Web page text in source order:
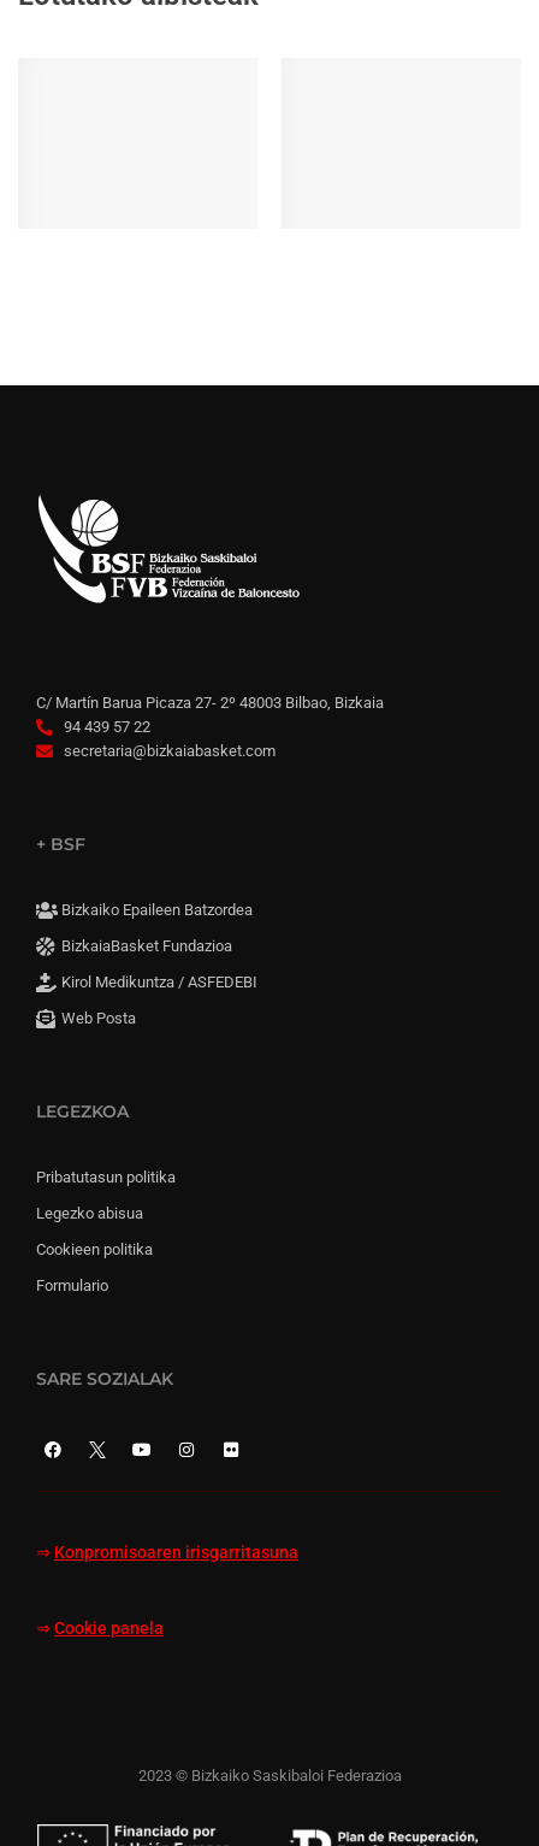
C/ Martín Barua Picaza 27- 2º 48003 Bilbao, Bizkaia
94 439 57 22
secretaria@bizkaiabasket.com
+ BSF
Bizkaiko Epaileen Batzordea
BizkaiaBasket Fundazioa
Kirol Medikuntza / ASFEDEBI
Web Posta
LEGEZKOA
Pribatutasun politika
Legezko abisua
Cookieen politika
Formulario
SARE SOZIALAK
⇒ Konpromisoaren irisgarritasuna
⇒ Cookie panela
2023 © Bizkaiko Saskibaloi Federazioa